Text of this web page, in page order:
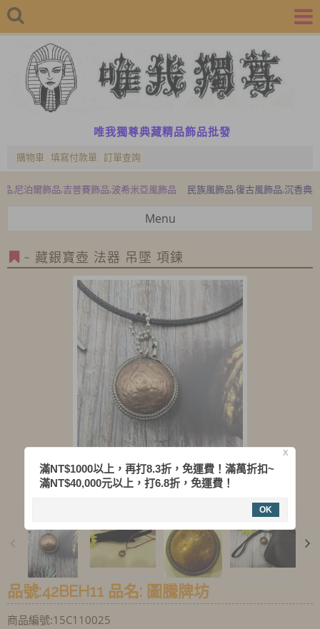
唯我獨尊典藏精品飾品批發
購物車 填寫付款單 訂單查詢
飾品,吉普賽飾品,波希米亞風飾品 民族風飾品,復古風飾品,沉香典藏精品,
Menu
~ 藏銀寶壺 法器 吊墜 項鍊
品號:42BEH11 品名: 圖騰牌坊
商品編號:15C110025
X
滿NT$1000以上，再打8.3折，免運費！滿萬折扣~
滿NT$40,000元以上，打6.8折，免運費！
OK